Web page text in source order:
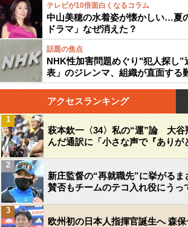
テレビが10倍面白くなるコラム
中山美穂の水着姿が懐かしい…夏
ドラマ」なぜ消えた？
話題の焦点
NHK性加害問題めぐり"犯人探し
表」のジレンマ、組織が直面する
アクセスランキング
萩本欽一〈34〉私の“運”論 大谷
んだ通訳に「小さな声で『ありが
1
新庄監督の“再就職先”に挙がるま
賛否もチームのテコ入れ役にうっ
2
欧州初の日本人指揮官誕生へ 森
3